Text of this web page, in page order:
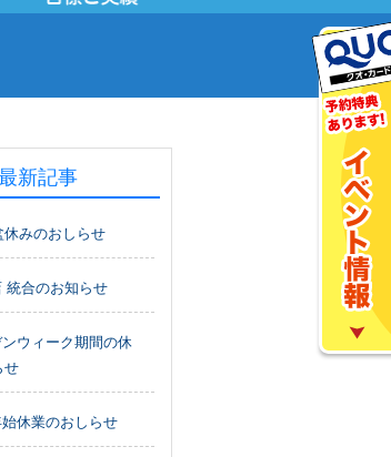
新記事
休みのおしらせ
統合のお知らせ
ウィーク期間の休
せ
休業のおしらせ